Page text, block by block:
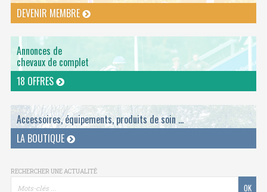
DEVENIR MEMBRE
Annonces de
chevaux de complet
18 OFFRES
Accessoires, équipements, produits de soin ...
LA BOUTIQUE
RECHERCHER UNE ACTUALITÉ